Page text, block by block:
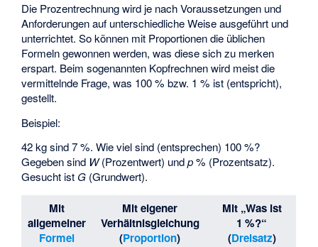
Die Prozentrechnung wird je nach Voraussetzungen und
Anforderungen auf unterschiedliche Weise ausgeführt und
unterrichtet. So können mit Proportionen die üblichen
Formeln gewonnen werden, was diese sich zu merken
erspart. Beim sogenannten Kopfrechnen wird meist die
vermittelnde Frage, was 100 % bzw. 1 % ist (entspricht),
gestellt.
Beispiel:
42 kg sind 7 %. Wie viel sind (entsprechen) 100 %?
Gegeben sind W(Prozentwert) undp% (Prozentsatz).
Gesucht ist G (Grundwert).
Mit
allgemeiner
Formel
Mit eigener
Verhältnisgleichung
(Proportion)
Mit „Was ist
1 %?“
(Dreisatz)